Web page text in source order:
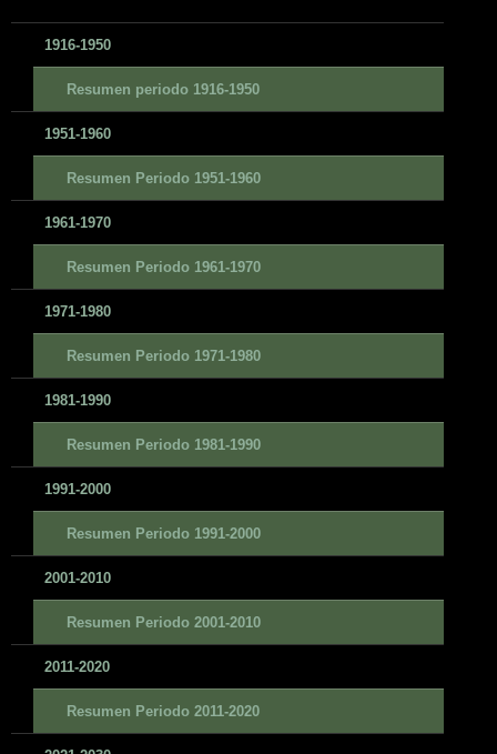
1916-1950
Resumen periodo 1916-1950
1951-1960
Resumen Periodo 1951-1960
1961-1970
Resumen Periodo 1961-1970
1971-1980
Resumen Periodo 1971-1980
1981-1990
Resumen Periodo 1981-1990
1991-2000
Resumen Periodo 1991-2000
2001-2010
Resumen Periodo 2001-2010
2011-2020
Resumen Periodo 2011-2020